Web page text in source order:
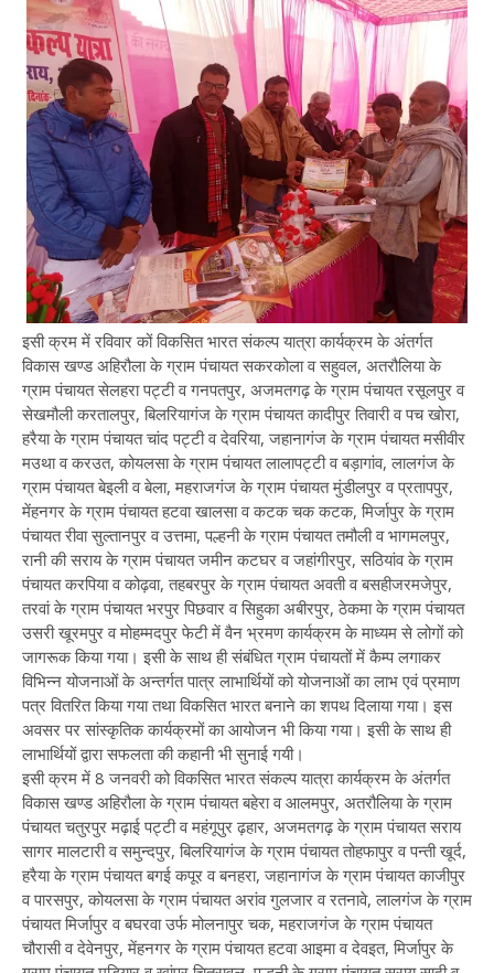
इसी क्रम में रविवार कों विकसित भारत संकल्प यात्रा कार्यक्रम के अंतर्गत
विकास खण्ड अहिरौला के ग्राम पंचायत सकरकोला व सहुवल, अतरौलिया के
ग्राम पंचायत सेलहरा पट्टी व गनपतपुर, अजमतगढ़ के ग्राम पंचायत रसूलपुर व
सेखमौली करतालपुर, बिलरियागंज के ग्राम पंचायत कादीपुर तिवारी व पच खोरा,
हरैया के ग्राम पंचायत चांद पट्टी व देवरिया, जहानागंज के ग्राम पंचायत मसीवीर
मउथा व करउत, कोयलसा के ग्राम पंचायत लालापट्टी व बड़ागांव, लालगंज के
ग्राम पंचायत बेइली व बेला, महराजगंज के ग्राम पंचायत मुंडीलपुर व प्रतापपुर,
मेंहनगर के ग्राम पंचायत हटवा खालसा व कटक चक कटक, मिर्जापुर के ग्राम
पंचायत रीवा सुल्तानपुर व उत्तमा, पल्हनी के ग्राम पंचायत तमौली व भागमलपुर,
रानी की सराय के ग्राम पंचायत जमीन कटघर व जहांगीरपुर, सठियांव के ग्राम
पंचायत करपिया व कोढ़वा, तहबरपुर के ग्राम पंचायत अवती व बसहीजरमजेपुर,
तरवां के ग्राम पंचायत भरपुर पिछवार व सिहुका अबीरपुर, ठेकमा के ग्राम पंचायत
उसरी खूरमपुर व मोहम्मदपुर फेटी में वैन भ्रमण कार्यक्रम के माध्यम से लोगों को
जागरूक किया गया। इसी के साथ ही संबंधित ग्राम पंचायतों में कैम्प लगाकर
विभिन्न योजनाओं के अन्तर्गत पात्र लाभार्थियों को योजनाओं का लाभ एवं प्रमाण
पत्र वितरित किया गया तथा विकसित भारत बनाने का शपथ दिलाया गया। इस
अवसर पर सांस्कृतिक कार्यक्रमों का आयोजन भी किया गया। इसी के साथ ही
लाभार्थियों द्वारा सफलता की कहानी भी सुनाई गयी।
इसी क्रम में 8 जनवरी को विकसित भारत संकल्प यात्रा कार्यक्रम के अंतर्गत
विकास खण्ड अहिरौला के ग्राम पंचायत बहेरा व आलमपुर, अतरौलिया के ग्राम
पंचायत चतुरपुर मढ़ाई पट्टी व महंगूपुर ढ़हार, अजमतगढ़ के ग्राम पंचायत सराय
सागर मालटारी व समुन्दपुर, बिलरियागंज के ग्राम पंचायत तोहफापुर व पन्ती खूर्द,
हरैया के ग्राम पंचायत बगई कपूर व बनहरा, जहानागंज के ग्राम पंचायत काजीपुर
व पारसपुर, कोयलसा के ग्राम पंचायत अरांव गुलजार व रतनावे, लालगंज के ग्राम
पंचायत मिर्जापुर व बघरवा उर्फ मोलनापुर चक, महराजगंज के ग्राम पंचायत
चौरासी व देवेनपुर, मेंहनगर के ग्राम पंचायत हटवा आइमा व देवइत, मिर्जापुर के